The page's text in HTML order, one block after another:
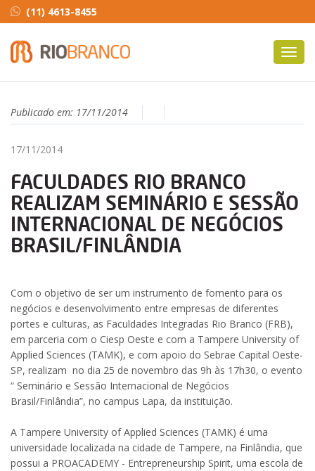
(11) 4613-8455
Publicado em: 17/11/2014
17/11/2014
FACULDADES RIO BRANCO
REALIZAM SEMINÁRIO E SESSÃO
INTERNACIONAL DE NEGÓCIOS
BRASIL/FINLÂNDIA
Com o objetivo de ser um instrumento de fomento para os
negócios e desenvolvimento entre empresas de diferentes
portes e culturas, as Faculdades Integradas Rio Branco (FRB),
em parceria com o Ciesp Oeste e com a Tampere University of
Applied Sciences (TAMK), e com apoio do Sebrae Capital Oeste-
SP, realizam no dia 25 de novembro das 9h às 17h30, o evento
“ Seminário e Sessão Internacional de Negócios
Brasil/Finlândia”, no campus Lapa, da instituição.
A Tampere University of Applied Sciences (TAMK) é uma
universidade localizada na cidade de Tampere, na Finlândia, que
possui a PROACADEMY - Entrepreneurship Spirit, uma escola de